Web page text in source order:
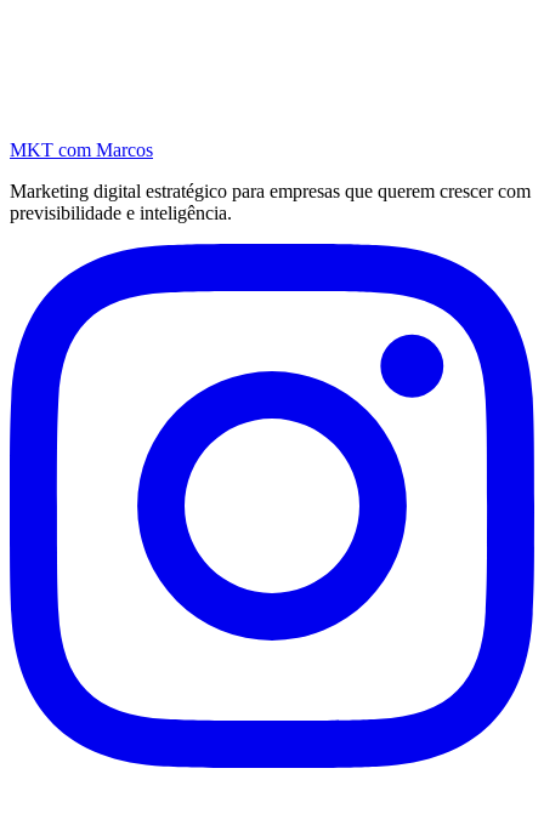
MKT com Marcos
Marketing digital estratégico para empresas que querem crescer com
previsibilidade e inteligência.